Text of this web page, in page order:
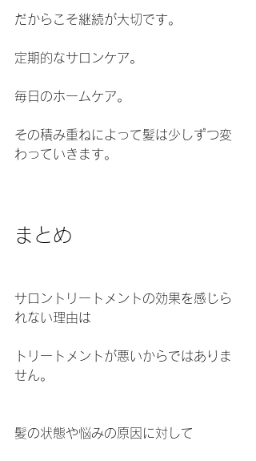
だからこそ継続が大切です。
定期的なサロンケア。
毎日のホームケア。
その積み重ねによって髪は少しずつ変
わっていきます。
まとめ
サロントリートメントの効果を感じら
れない理由は
トリートメントが悪いからではありま
せん。
髪の状態や悩みの原因に対して